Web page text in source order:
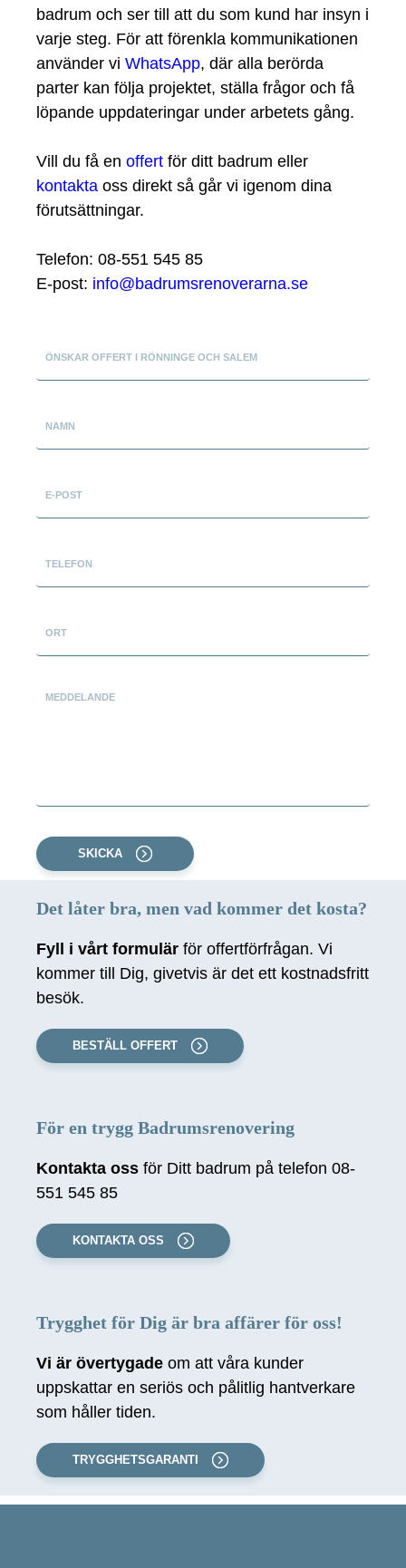
badrum och ser till att du som kund har insyn i
varje steg. För att förenkla kommunikationen
använder vi WhatsApp, där alla berörda
parter kan följa projektet, ställa frågor och få
löpande uppdateringar under arbetets gång.
Vill du få en offert för ditt badrum eller
kontakta oss direkt så går vi igenom dina
förutsättningar.
Telefon: 08-551 545 85
E-post: info@badrumsrenoverarna.se
ÖNSKAR OFFERT I RÖNNINGE OCH SALEM
NAMN
E-POST
TELEFON
ORT
MEDDELANDE
SKICKA
Det låter bra, men vad kommer det kosta?
Fyll i vårt formulär för offertförfrågan. Vi
kommer till Dig, givetvis är det ett kostnadsfritt
besök.
BESTÄLL OFFERT
För en trygg Badrumsrenovering
Kontakta oss för Ditt badrum på telefon 08-
551 545 85
KONTAKTA OSS
Trygghet för Dig är bra affärer för oss!
Vi är övertygade om att våra kunder
uppskattar en seriös och pålitlig hantverkare
som håller tiden.
TRYGGHETSGARANTI